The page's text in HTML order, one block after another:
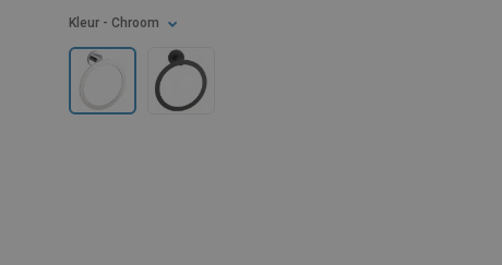
Kleur - Chroom